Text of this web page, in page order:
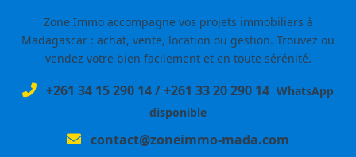
Zone Immo accompagne vos projets immobiliers à
Madagascar : achat, vente, location ou gestion. Trouvez ou
vendez votre bien facilement et en toute sérénité.
+261 34 15 290 14/+261 33 20 290 14 WhatsApp
disponible
contact@zoneimmo-mada.com